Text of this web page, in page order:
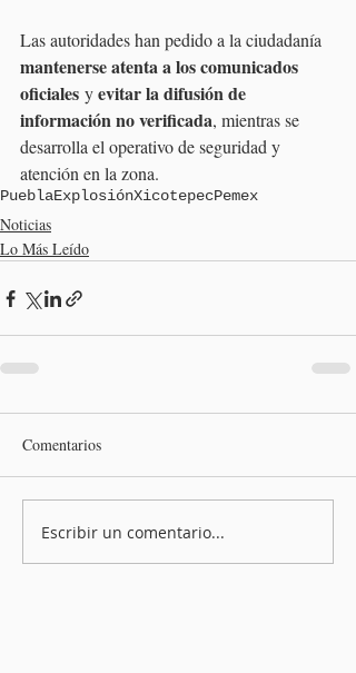
Las autoridades han pedido a la ciudadanía
mantenerse atenta a los comunicados
oficiales y evitar la difusión de
información no verificada, mientras se
desarrolla el operativo de seguridad y
atención en la zona.
PueblaExplosiónXicotepecPemex
Noticias
Lo Más Leído
Comentarios
Escribir un comentario...